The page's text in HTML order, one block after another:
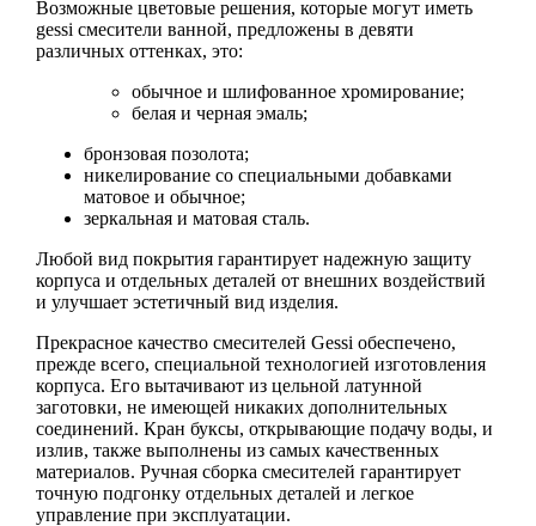
Возможные цветовые решения, которые могут иметь
gessi смесители ванной, предложены в девяти
различных оттенках, это:
обычное и шлифованное хромирование;
белая и черная эмаль;
бронзовая позолота;
никелирование со специальными добавками
матовое и обычное;
зеркальная и матовая сталь.
Любой вид покрытия гарантирует надежную защиту
корпуса и отдельных деталей от внешних воздействий
и улучшает эстетичный вид изделия.
Прекрасное качество смесителей Gessi обеспечено,
прежде всего, специальной технологией изготовления
корпуса. Его вытачивают из цельной латунной
заготовки, не имеющей никаких дополнительных
соединений. Кран буксы, открывающие подачу воды, и
излив, также выполнены из самых качественных
материалов. Ручная сборка смесителей гарантирует
точную подгонку отдельных деталей и легкое
управление при эксплуатации.